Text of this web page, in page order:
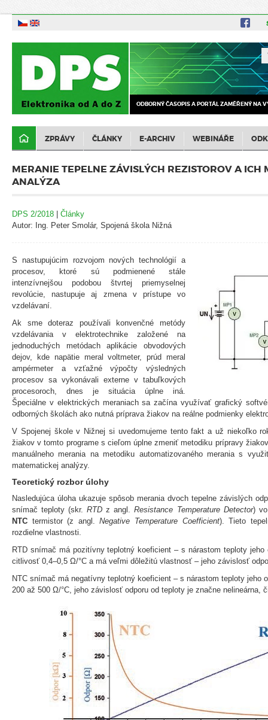
ODBORNÝ ČASOPIS A PORTÁL ZAMĚŘENÝ NA
ZPRÁVY ČLÁNKY E-ARCHIV WEBINÁŘE
MERANIE TEPELNE ZÁVISLÝCH REZISTOROV A ICH
ANALÝZA
DPS 2/2018 | Články
Autor: Ing. Peter Smolár, Spojená škola Nižná
S nastupujúcim rozvojom nových technológií a
procesov, ktoré sú podmienené stále
intenzívnejšou podobou štvrtej priemyselnej
revolúcie, nastupuje aj zmena v prístupe vo
vzdelávaní.
Ak sme doteraz používali konvenčné metódy
vzdelávania v elektrotechnike založené na
jednoduchých metódach aplikácie obvodových
dejov, kde napätie meral voltmeter, prúd meral
ampérmeter a vzťažné výpočty výsledných
procesov sa vykonávali externe v tabuľkových
procesoroch, dnes je situácia úplne iná.
Špeciálne v elektrických meraniach sa začína využívať grafický
odborných školách ako nutná príprava žiakov na reálne podmienky
V Spojenej škole v Nižnej si uvedomujeme tento fakt a už niekoľko
žiakov v tomto programe s cieľom úplne zmeniť metodiku prípravy
manuálneho merania na metodiku automatizovaného merania s
matematickej analýzy.
Teoretický rozbor úlohy
Nasledujúca úloha ukazuje spôsob merania dvoch tepelne závislých
snímač teploty (skr.RTDz angl.Resistance Temperature Detector)
NTC termistor (z angl.Negative Temperature Coefficient). Tieto
rozdielne vlastnosti.
RTD snímač má pozitívny teplotný koeficient – s nárastom teploty jeho
citlivosť 0,4–0,5 Ω/°C a má veľmi dôležitú vlastnosť – jeho závislosť
NTC snímač má negatívny teplotný koeficient – s nárastom teploty jeho
200 až 500 Ω/°C, jeho závislosť odporu od teploty je značne nelineárna,